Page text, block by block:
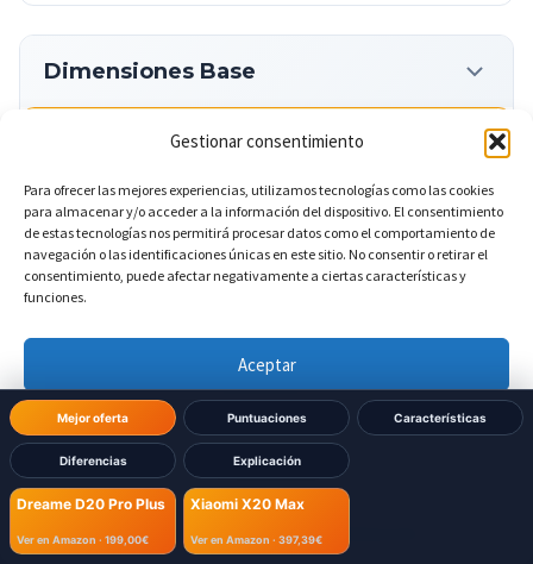
Gestionar consentimiento
Para ofrecer las mejores experiencias, utilizamos tecnologías como las cookies
para almacenar y/o acceder a la información del dispositivo. El consentimiento
de estas tecnologías nos permitirá procesar datos como el comportamiento de
navegación o las identificaciones únicas en este sitio. No consentir o retirar el
consentimiento, puede afectar negativamente a ciertas características y
funciones.
Aceptar
Denegar
Ver preferencias
Política de cookies Política de Privacidad
Mejor oferta Puntuaciones Características
Diferencias Explicación
Dreame D20 Pro Plus
Ver en Amazon · 199,00€
Xiaomi X20 Max
Ver en Amazon · 397,39€
Dimensiones Base
Ancho de la base DIFERENTE
Dreame D20 Pro Plus: 298 mm
Xiaomi X20 Max: 340 mm
DIFERENTE
Dreame D20 Pro Plus: 452 mm
Xiaomi X20 Max: 563 mm